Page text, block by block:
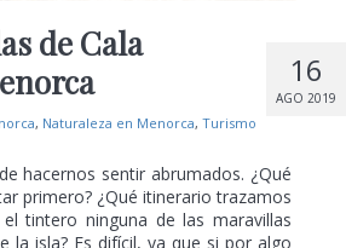
16
AGO 2019
de Cala
, Naturaleza en Menorca, Turismo
hacernos sentir abrumados. ¿Qué
primero? ¿Qué itinerario trazamos
tintero ninguna de las maravillas
la isla? Es difícil, ya que si por algo